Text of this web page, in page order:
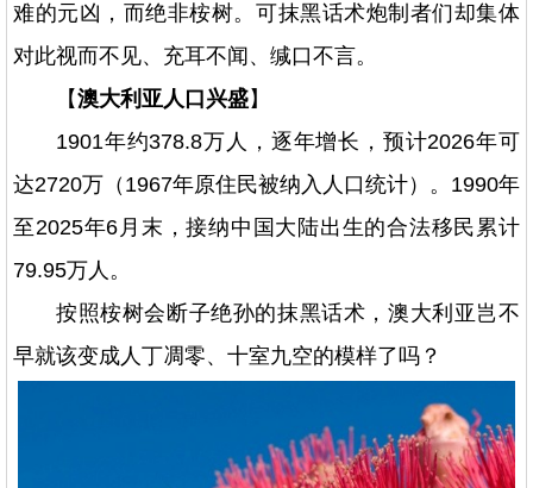
难的元凶，而绝非桉树。可抹黑话术炮制者们却集体
对此视而不见、充耳不闻、缄口不言。
【澳大利亚人口兴盛】
1901年约378.8万人，逐年增长，预计2026年可
达2720万（1967年原住民被纳入人口统计）。1990年
至2025年6月末，接纳中国大陆出生的合法移民累计
79.95万人。
按照桉树会断子绝孙的抹黑话术，澳大利亚岂不
早就该变成人丁凋零、十室九空的模样了吗？